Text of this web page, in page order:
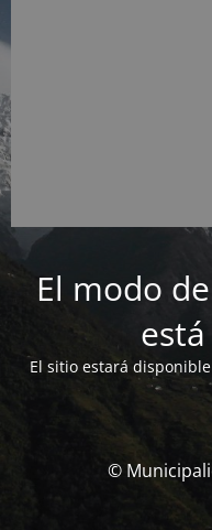
El modo
El sitio estará
©